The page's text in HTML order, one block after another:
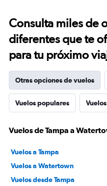
Consulta miles de
diferentes que te
para tu próximo
Otras opciones de vuelos
Vuelos populares
Vuelos de Tampa a
Vuelos a Tampa
Vuelos a Watertown
Vuelos desde Tampa